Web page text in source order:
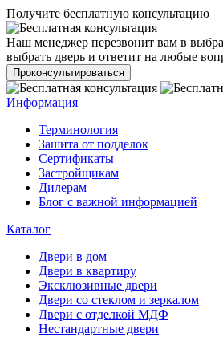
Получите бесплатную консультацию
Наш менеджер перезвонит вам в
выбрать дверь и ответит на любые
Проконсультироваться
Информация
Терминология
Зашита от подделок
Сертификаты
Застройщикам
Дилерам
Блог с важной информацией
Каталог
Двери в дом
Двери в квартиру
Эксклюзивные двери
Двери со стеклом и зеркалом
Двери с отделкой МДФ
Нестандартные двери